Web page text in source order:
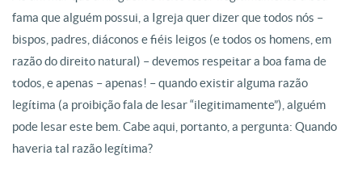
fama que alguém possui, a Igreja quer dizer que todos nós –
bispos, padres, diáconos e fiéis leigos (e todos os homens, em
razão do direito natural) – devemos respeitar a boa fama de
todos, e apenas – apenas! – quando existir alguma razão
legítima (a proibição fala de lesar “ilegitimamente”), alguém
pode lesar este bem. Cabe aqui, portanto, a pergunta: Quando
haveria tal razão legítima?